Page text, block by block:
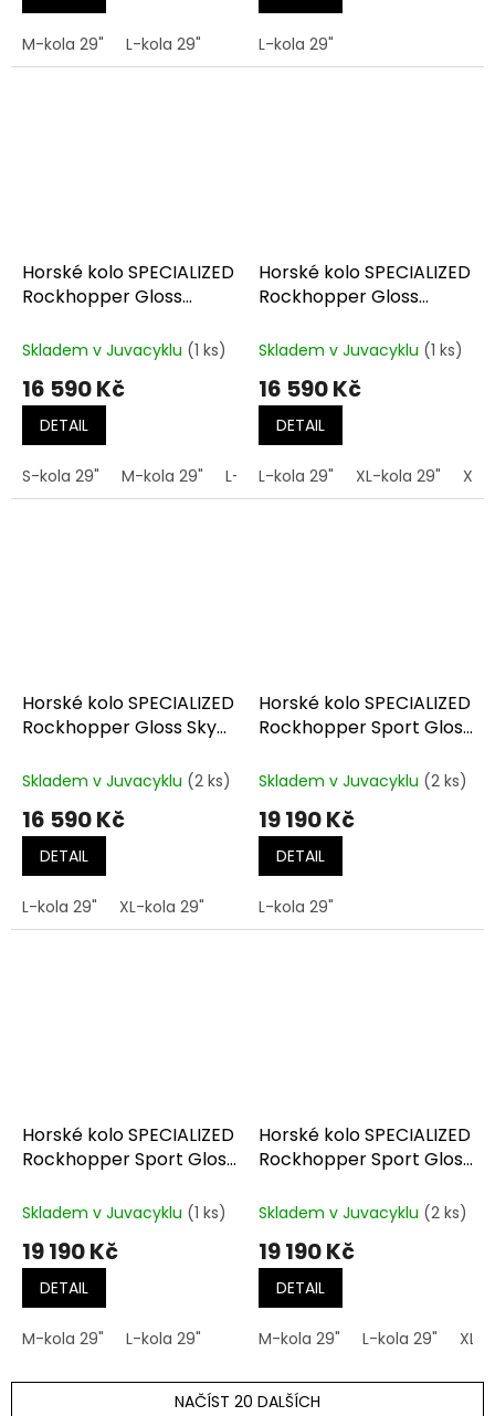
M-kola 29" L-kola 29" L-kola 29"
Horské kolo SPECIALIZED
Rockhopper Gloss
Skladem v Juvacyklu (1 ks)
16 590 Kč
DETAIL
S-kola 29" M-kola 29" L-kola 29"
Horské kolo SPECIALIZED
Rockhopper Gloss
Skladem v Juvacyklu (1 ks)
16 590 Kč
DETAIL
L-kola 29" XL-kola 29"
Horské kolo SPECIALIZED
Rockhopper Gloss Sky
Mettalic
Skladem v Juvacyklu (2 ks)
16 590 Kč
DETAIL
L-kola 29" XL-kola 29"
Horské kolo SPECIALIZED
Rockhopper Sport Gloss
Skladem v Juvacyklu (2 ks)
19 190 Kč
DETAIL
L-kola 29"
Horské kolo SPECIALIZED
Rockhopper Sport Gloss
Skladem v Juvacyklu (1 ks)
19 190 Kč
DETAIL
M-kola 29" L-kola 29"
Horské kolo SPECIALIZED
Rockhopper Sport Gloss
Skladem v Juvacyklu (2 ks)
19 190 Kč
DETAIL
M-kola 29" L-kola 29" XL-
NAČÍST 20 DALŠÍCH